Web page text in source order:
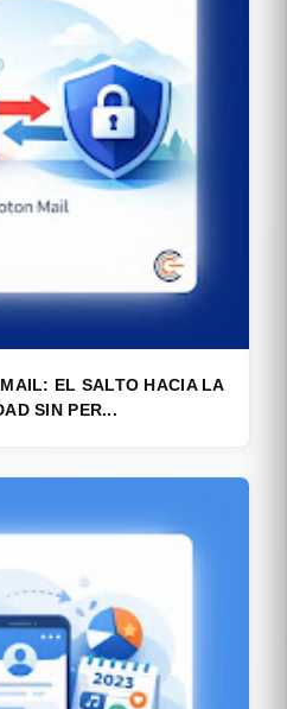
EL SALTO HACIA LA
SIN PER...